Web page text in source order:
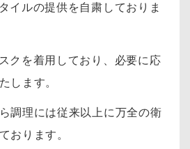
ルの提供を自粛しておりま
を着用しており、必要に応
します。
理には従来以上に万全の衛
おります。